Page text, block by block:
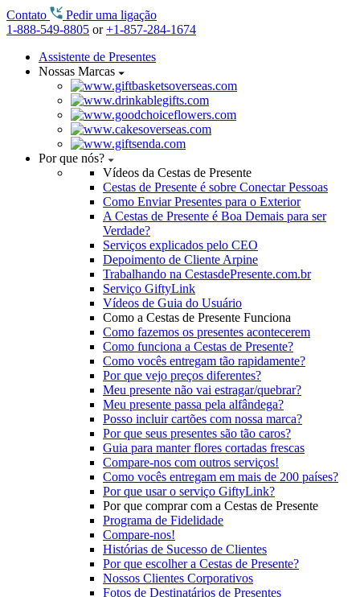
Contato
Pedir uma ligação
1-888-549-8805 or+1-857-284-1674
Assistente de Presentes
Nossas Marcas
Por que nós?
Vídeos da Cestas de Presente
Cestas de Presente é sobre Conectar Pessoas
Como Enviar Presentes para o Exterior
A Cestas de Presente é Boa Demais para ser
Verdade?
Serviços explicados pelo CEO
Depoimento de Cliente Arpine
Trabalhando na CestasdePresente.com.br
Serviço GiftyLink
Vídeos de Guia do Usuário
Como a Cestas de Presente Funciona
Como fazemos os presentes acontecerem
Como funciona a Cestas de Presente?
Como vocês entregam tão rapidamente?
Por que vejo preços diferentes?
Meu presente não vai estragar/quebrar?
Meu presente passa pela alfândega?
Posso incluir cartões com nossa marca?
Por que seus presentes são tão caros?
Guia para manter flores cortadas frescas
Compare-nos com outros serviços!
Como vocês entregam em mais de 200 países?
Por que usar o serviço GiftyLink?
Por que comprar com a Cestas de Presente
Programa de Fidelidade
Compare-nos!
Histórias de Sucesso de Clientes
Por que escolher a Cestas de Presente?
Nossos Clientes Corporativos
Fotos de Destinatários de Presentes